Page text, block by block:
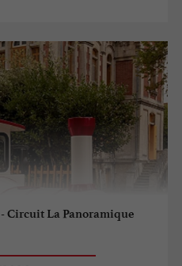
Circuit La Panoramique